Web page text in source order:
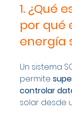
1. ¿Qué
por qué
energía
Un sistema
permite
controlar
solar desde